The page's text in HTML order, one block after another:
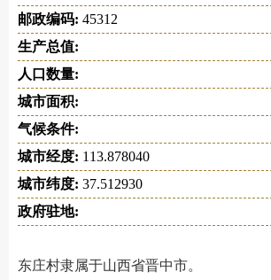
邮政编码: 45312
生产总值:
人口数量:
城市面积:
气候条件:
城市经度: 113.878040
城市纬度: 37.512930
政府驻地:
东庄村隶属于山西省晋中市。